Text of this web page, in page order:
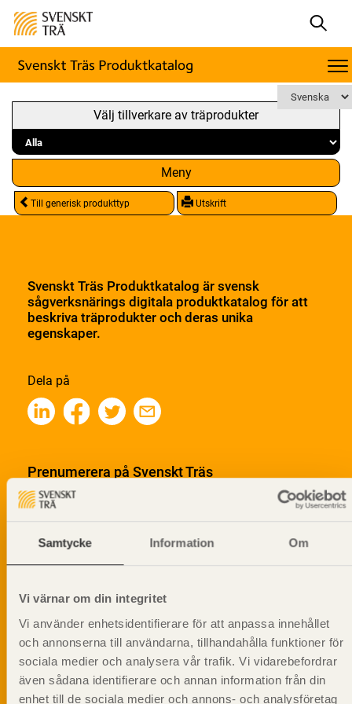
Samtycke Information Om
Vi värnar om din integritet
Vi använder enhetsidentifierare för att anpassa innehållet
och annonserna till användarna, tillhandahålla funktioner för
sociala medier och analysera vår trafik. Vi vidarebefordrar
även sådana identifierare och annan information från din
enhet till de sociala medier och annons- och analysföretag
Välj tillverkare av träprodukter
Meny
Till generisk produkttyp Utskrift
Svenskt Träs Produktkatalog är svensk
sågverksnärings digitala produktkatalog för att
beskriva träprodukter och deras unika
egenskaper.
Dela på
Prenumerera på Svenskt Träs
informationsutskick!